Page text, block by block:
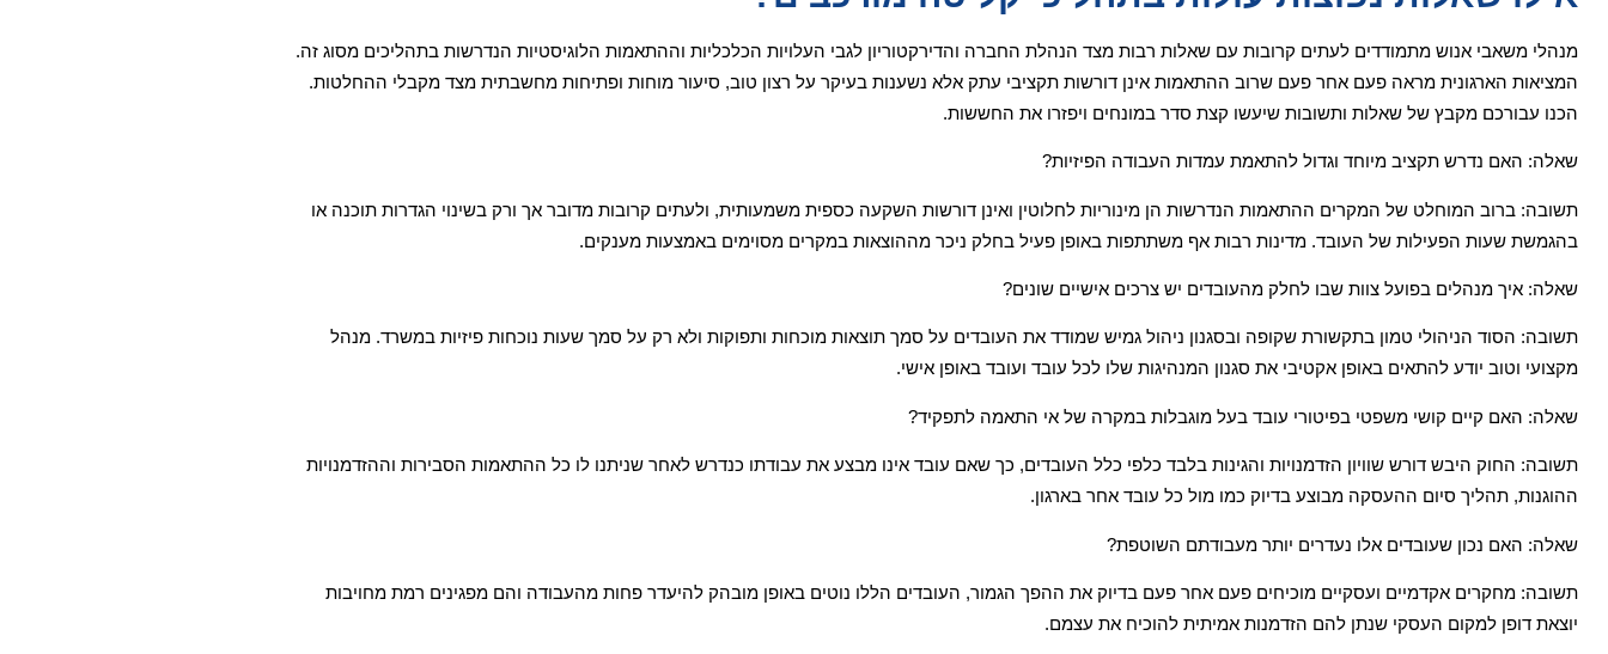
מנהלי משאבי אנוש מתמודדים לעתים קרובות עם שאלות רבות מצד הנהלת החברה והדירקטוריון לגבי העלויות הכלכליות וההתאמות הלוגיסטיות הנדרשות בתהליכים מסוג זה.
המציאות הארגונית מראה פעם אחר פעם שרוב ההתאמות אינן דורשות תקציבי עתק אלא נשענות בעיקר על רצון טוב, סיעור מוחות ופתיחות מחשבתית מצד מקבלי ההחלטות.
הכנו עבורכם מקבץ של שאלות ותשובות שיעשו קצת סדר במונחים ויפזרו את החששות.
שאלה: האם נדרש תקציב מיוחד וגדול להתאמת עמדות העבודה הפיזיות?
תשובה: ברוב המוחלט של המקרים ההתאמות הנדרשות הן מינוריות לחלוטין ואינן דורשות השקעה כספית משמעותית, ולעתים קרובות מדובר אך ורק בשינוי הגדרות תוכנה או
בהגמשת שעות הפעילות של העובד. מדינות רבות אף משתתפות באופן פעיל בחלק ניכר מההוצאות במקרים מסוימים באמצעות מענקים.
שאלה: איך מנהלים בפועל צוות שבו לחלק מהעובדים יש צרכים אישיים שונים?
תשובה: הסוד הניהולי טמון בתקשורת שקופה ובסגנון ניהול גמיש שמודד את העובדים על סמך תוצאות מוכחות ותפוקות ולא רק על סמך שעות נוכחות פיזיות במשרד. מנהל
מקצועי וטוב יודע להתאים באופן אקטיבי את סגנון המנהיגות שלו לכל עובד ועובד באופן אישי.
שאלה: האם קיים קושי משפטי בפיטורי עובד בעל מוגבלות במקרה של אי התאמה לתפקיד?
תשובה: החוק היבש דורש שוויון הזדמנויות והגינות בלבד כלפי כלל העובדים, כך שאם עובד אינו מבצע את עבודתו כנדרש לאחר שניתנו לו כל ההתאמות הסבירות וההזדמנויות
ההוגנות, תהליך סיום ההעסקה מבוצע בדיוק כמו מול כל עובד אחר בארגון.
שאלה: האם נכון שעובדים אלו נעדרים יותר מעבודתם השוטפת?
תשובה: מחקרים אקדמיים ועסקיים מוכיחים פעם אחר פעם בדיוק את ההפך הגמור, העובדים הללו נוטים באופן מובהק להיעדר פחות מהעבודה והם מפגינים רמת מחויבות
יוצאת דופן למקום העסקי שנתן להם הזדמנות אמיתית להוכיח את עצמם.